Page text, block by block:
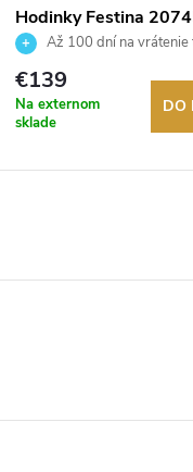
Hodinky Festina
Až 100 dní na vrátenie
Autorizovaný predajca.
€139
Na externom
sklade
DO